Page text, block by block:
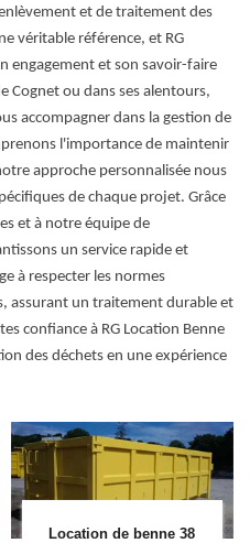
et de traitement des
véritable référence, et RG
engagement et son savoir-faire
Cognet ou dans ses alentours,
accompagner dans la gestion de
l'importance de maintenir
approche personnalisée nous
de chaque projet. Grâce
et à notre équipe de
un service rapide et
à respecter les normes
assurant un traitement durable et
confiance à RG Location Benne
des déchets en une expérience
Location de benne 38